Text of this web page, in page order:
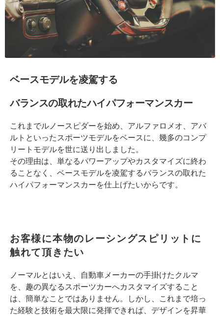
ベースモデルを凌駕する
バランスの取れたハイパフォーマンスカー
これまでルノースピダーを始め、アルファロメオ、アバ
ルトといったスポーツモデルをベースに、幾多のコンプ
リートモデルを世に送り出しました。
その理由は、単なるパワーアップやカスタマイズに終わ
ることなく、ベースモデルを凌駕するバランスの取れた
ハイパフォーマンスカーを仕上げたいからです。
お客様に本物のレーシングスピリットに
触れて頂きたい
ノーマルとはいえ、自動車メーカーの手掛けたクルマ
を、趣の異なるスポーツカーへカスタマイズすること
は、簡単なことではありません。しかし、これまで培っ
た経験と技術を最大限に発揮できれば、デザインを昇華